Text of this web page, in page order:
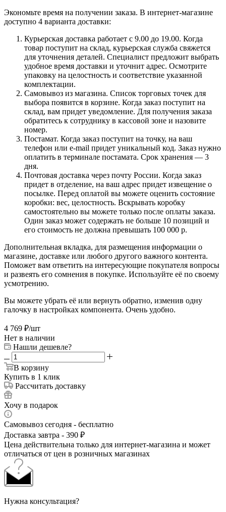
Экономьте время на получении заказа. В интернет-магазине
доступно 4 варианта доставки:
Курьерская доставка работает с 9.00 до 19.00. Когда
товар поступит на склад, курьерская служба свяжется
для уточнения деталей. Специалист предложит выбрать
удобное время доставки и уточнит адрес. Осмотрите
упаковку на целостность и соответствие указанной
комплектации.
Самовывоз из магазина. Список торговых точек для
выбора появится в корзине. Когда заказ поступит на
склад, вам придет уведомление. Для получения заказа
обратитесь к сотруднику в кассовой зоне и назовите
номер.
Постамат. Когда заказ поступит на точку, на ваш
телефон или e-mail придет уникальный код. Заказ нужно
оплатить в терминале постамата. Срок хранения — 3
дня.
Почтовая доставка через почту России. Когда заказ
придет в отделение, на ваш адрес придет извещение о
посылке. Перед оплатой вы можете оценить состояние
коробки: вес, целостность. Вскрывать коробку
самостоятельно вы можете только после оплаты заказа.
Один заказ может содержать не больше 10 позиций и
его стоимость не должна превышать 100 000 р.
Дополнительная вкладка, для размещения информации о
магазине, доставке или любого другого важного контента.
Поможет вам ответить на интересующие покупателя вопросы
и развеять его сомнения в покупке. Используйте её по своему
усмотрению.
Вы можете убрать её или вернуть обратно, изменив одну
галочку в настройках компонента. Очень удобно.
4 769 ₽/шт
Нет в наличии
Нашли дешевле?
В корзину
Купить в 1 клик
Рассчитать доставку
Хочу в подарок
Самовывоз сегодня - бесплатно
Доставка завтра - 390 ₽
Цена действительна только для интернет-магазина и может
отличаться от цен в розничных магазинах
Нужна консультация?